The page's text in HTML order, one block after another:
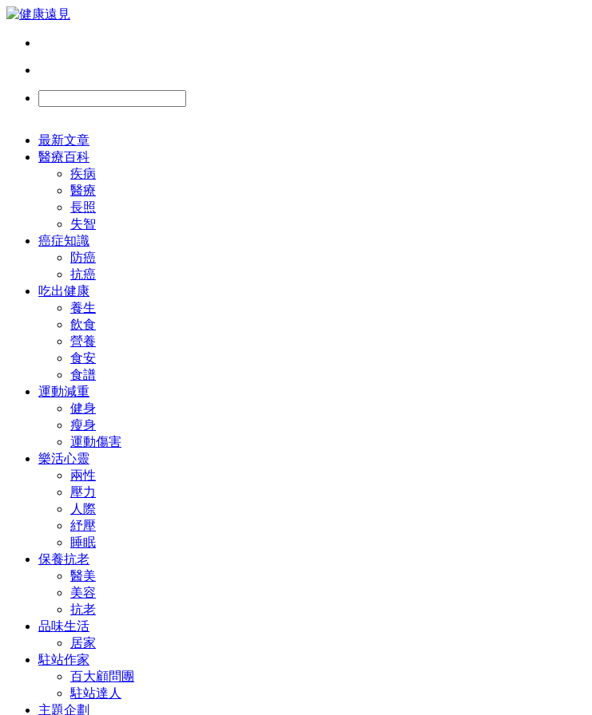
最新文章
醫療百科
疾病
醫療
長照
失智
癌症知識
防癌
抗癌
吃出健康
養生
飲食
營養
食安
食譜
運動減重
健身
瘦身
運動傷害
樂活心靈
兩性
壓力
人際
紓壓
睡眠
保養抗老
醫美
美容
抗老
品味生活
居家
駐站作家
百大顧問團
駐站達人
主題企劃